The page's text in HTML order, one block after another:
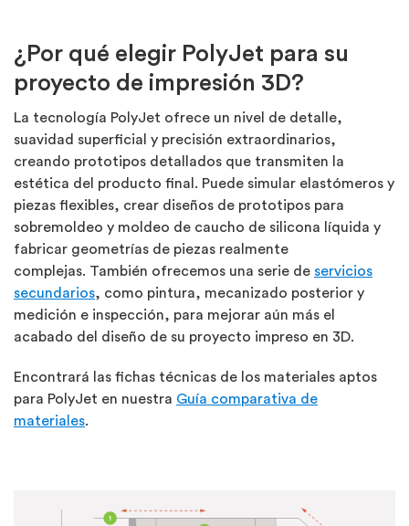
¿Por qué elegir PolyJet para su
proyecto de impresión 3D?
La tecnología PolyJet ofrece un nivel de detalle,
suavidad superficial y precisión extraordinarios,
creando prototipos detallados que transmiten la
estética del producto final. Puede simular elastómeros y
piezas flexibles, crear diseños de prototipos para
sobremoldeo y moldeo de caucho de silicona líquida y
fabricar geometrías de piezas realmente
complejas. También ofrecemos una serie de servicios
secundarios, como pintura, mecanizado posterior y
medición e inspección, para mejorar aún más el
acabado del diseño de su proyecto impreso en 3D.
Encontrará las fichas técnicas de los materiales aptos
para PolyJet en nuestra Guía comparativa de
materiales.